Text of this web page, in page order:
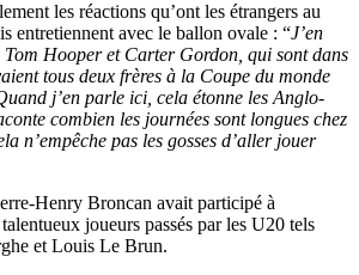
les réactions qu’ont les étrangers au
entretiennent avec le ballon ovale : “J’en
Tom Hooper et Carter Gordon, qui sont dans
tous deux frères à la Coupe du monde
j’en parle ici, cela étonne les Anglo-
combien les journées sont longues chez
n’empêche pas les gosses d’aller jouer
Henry Broncan avait participé à
joueurs passés par les U20 tels
et Louis Le Brun.